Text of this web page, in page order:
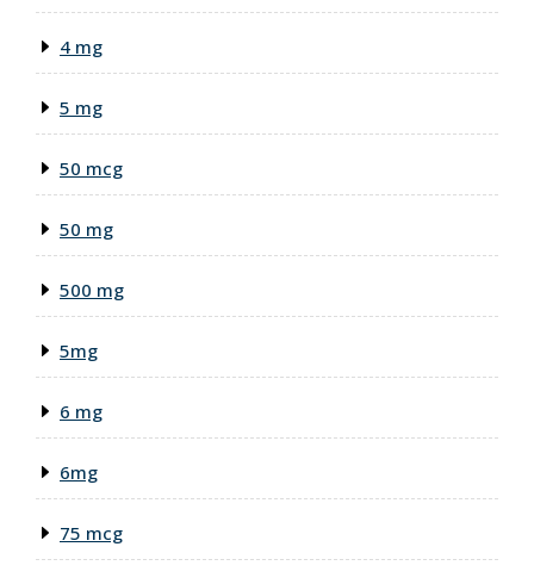
4 mg
5 mg
50 mcg
50 mg
500 mg
5mg
6 mg
6mg
75 mcg